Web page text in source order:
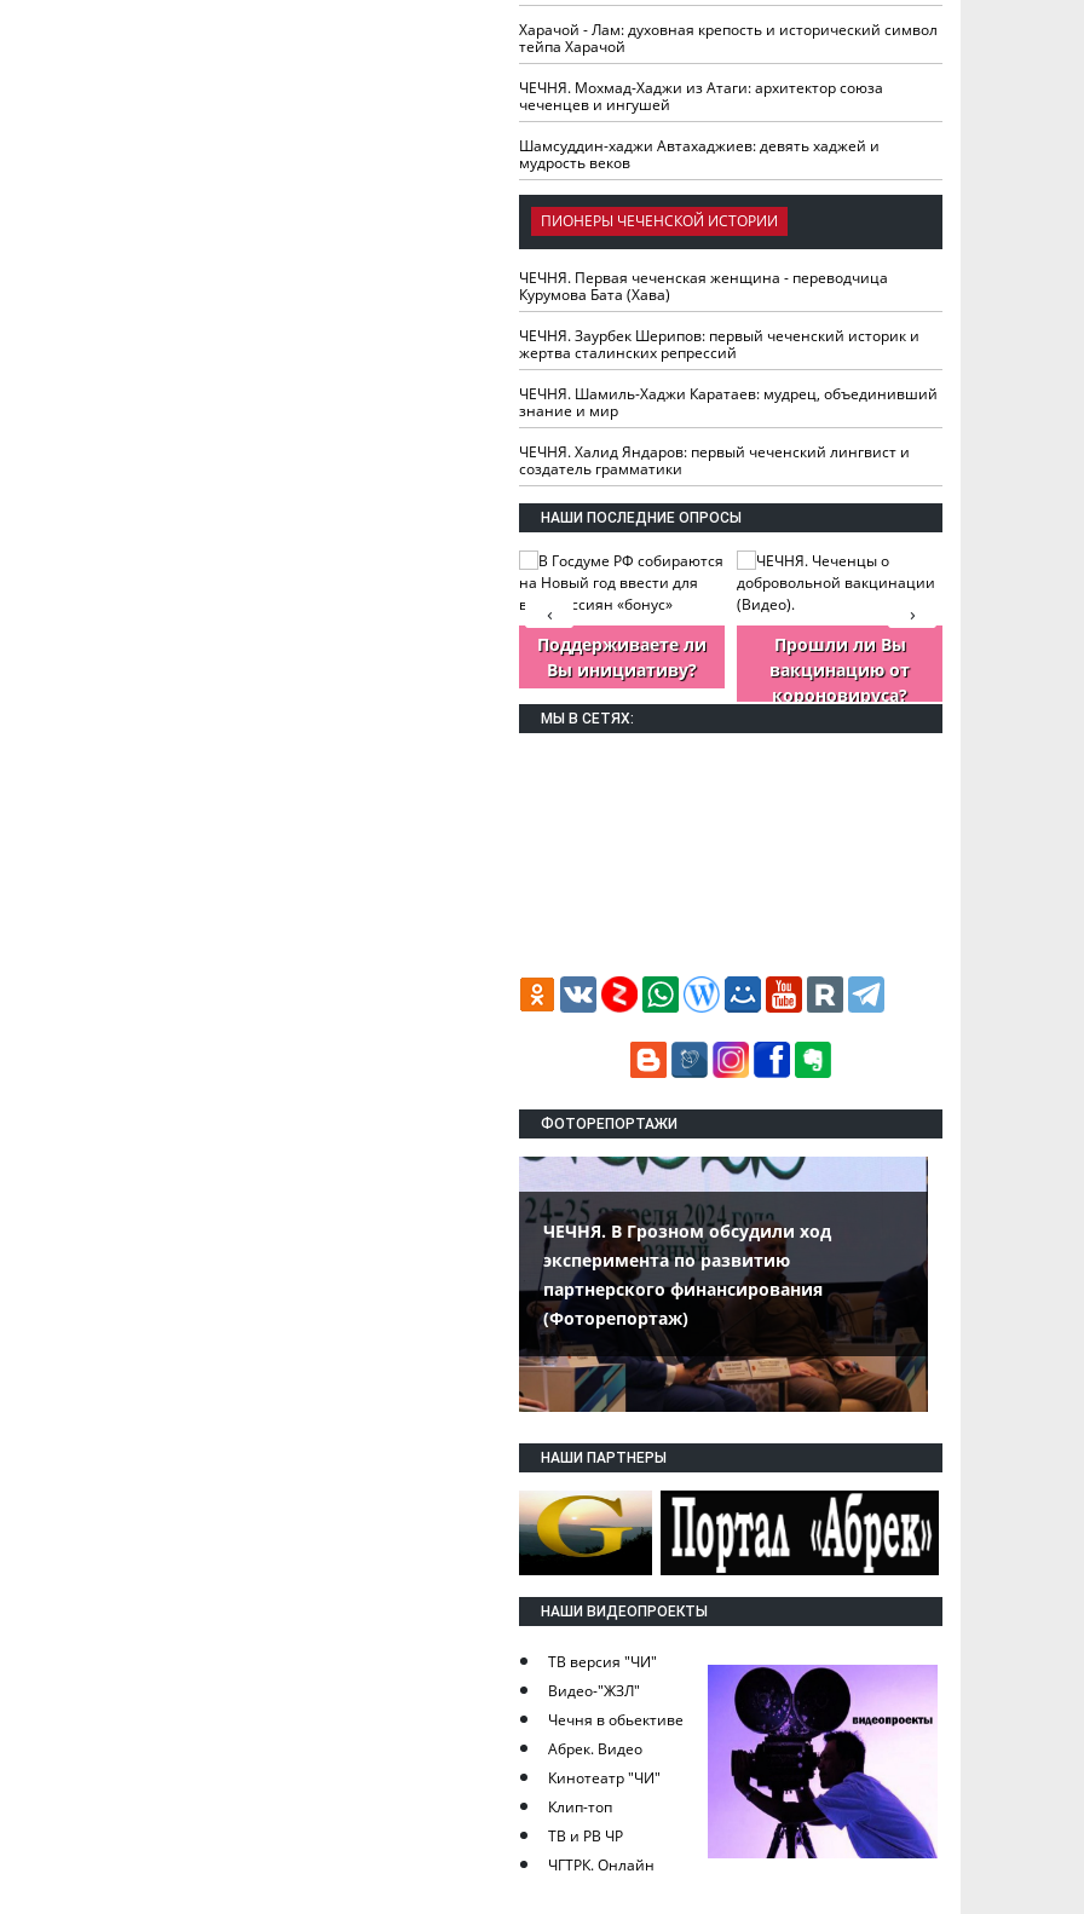
Харачой - Лам: духовная крепость и исторический символ
тейпа Харачой
ЧЕЧНЯ. Мохмад-Хаджи из Атаги: архитектор союза
чеченцев и ингушей
Шамсуддин-хаджи Автахаджиев: девять хаджей и
мудрость веков
ПИОНЕРЫ ЧЕЧЕНСКОЙ ИСТОРИИ
ЧЕЧНЯ. Первая чеченская женщина - переводчица
Курумова Бата (Хава)
ЧЕЧНЯ. Заурбек Шерипов: первый чеченский историк и
жертва сталинских репрессий
ЧЕЧНЯ. Шамиль-Хаджи Каратаев: мудрец, объединивший
знание и мир
ЧЕЧНЯ. Халид Яндаров: первый чеченский лингвист и
создатель грамматики
НАШИ ПОСЛЕДНИЕ ОПРОСЫ
Поддерживаете ли
Вы инициативу?
Прошли ли Вы
вакцинацию от
короновируса?
›
‹
МЫ В СЕТЯХ:
ФОТОРЕПОРТАЖИ
ЧЕЧНЯ. В Грозном обсудили ход
эксперимента по развитию
партнерского финансирования
(Фоторепортаж)
НАШИ ПАРТНЕРЫ
НАШИ ВИДЕОПРОЕКТЫ
ТВ версия "ЧИ"
Видео-"ЖЗЛ"
Чечня в обьективе
Абрек. Видео
Кинотеатр "ЧИ"
Клип-топ
ТВ и РВ ЧР
ЧГТРК. Онлайн